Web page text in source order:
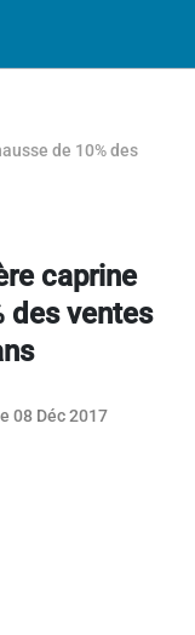
de 10% des
caprine
des ventes
08 Déc 201708 juillet